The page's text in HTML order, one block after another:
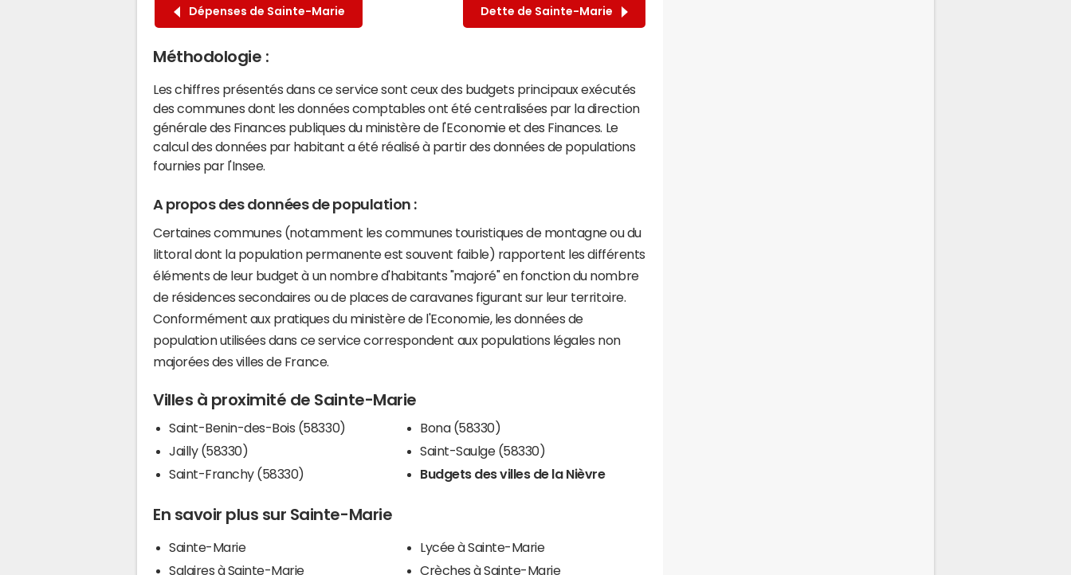
Dépenses de Sainte-Marie Dette de Sainte-Marie
Méthodologie :
Les chiffres présentés dans ce service sont ceux des budgets principaux exécutés
des communes dont les données comptables ont été centralisées par la direction
générale des Finances publiques du ministère de l'Economie et des Finances. Le
calcul des données par habitant a été réalisé à partir des données de populations
fournies par l'Insee.
A propos des données de population :
Certaines communes (notamment les communes touristiques de montagne ou du
littoral dont la population permanente est souvent faible) rapportent les différents
éléments de leur budget à un nombre d'habitants "majoré" en fonction du nombre
de résidences secondaires ou de places de caravanes figurant sur leur territoire.
Conformément aux pratiques du ministère de l'Economie, les données de
population utilisées dans ce service correspondent aux populations légales non
majorées des villes de France.
Villes à proximité de Sainte-Marie
Saint-Benin-des-Bois (58330)
Jailly (58330)
Saint-Franchy (58330)
Bona (58330)
Saint-Saulge (58330)
Budgets des villes de la Nièvre
En savoir plus sur Sainte-Marie
Sainte-Marie
Salaires à Sainte-Marie
Lycée à Sainte-Marie
Crèches à Sainte-Marie